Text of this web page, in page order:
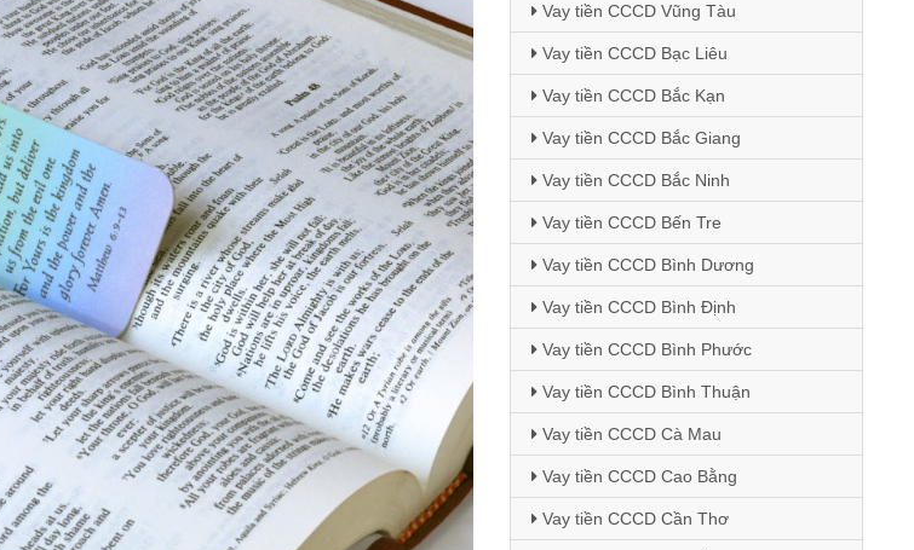
Vay tiền CCCD Vũng Tàu
Vay tiền CCCD Bạc Liêu
Vay tiền CCCD Bắc Kạn
Vay tiền CCCD Bắc Giang
Vay tiền CCCD Bắc Ninh
Vay tiền CCCD Bến Tre
Vay tiền CCCD Bình Dương
Vay tiền CCCD Bình Định
Vay tiền CCCD Bình Phước
Vay tiền CCCD Bình Thuận
Vay tiền CCCD Cà Mau
Vay tiền CCCD Cao Bằng
Vay tiền CCCD Cần Thơ